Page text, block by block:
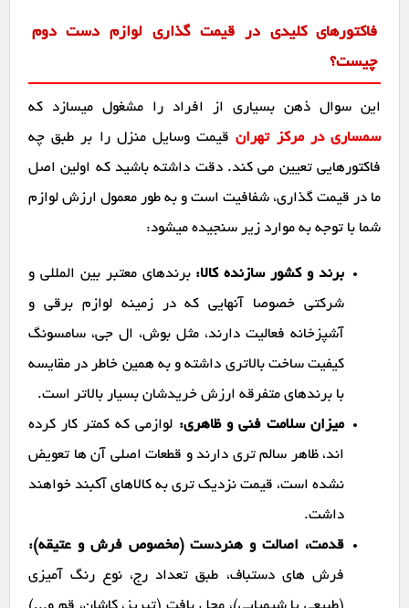
فاکتورهای کلیدی در قیمت گذاری لوازم دست دوم
چیست؟
این سوال ذهن بسیاری از افراد را مشغول میسازد که
سمساری در مرکز تهرانقیمت وسایل منزل را بر طبق چه
فاکتورهایی تعیین می کند. دقت داشته باشید که اولین اصل
ما در قیمت گذاری، شفافیت است و به طور معمول ارزش لوازم
شما با توجه به موارد زیر سنجیده میشود:
برند و کشور سازنده کالا: برندهای معتبر بین المللی و
شرکتی خصوصا آنهایی که در زمینه لوازم برقی و
آشپزخانه فعالیت دارند، مثل بوش، ال جی، سامسونگ
کیفیت ساخت بالاتری داشته و به همین خاطر در مقایسه
با برندهای متفرقه ارزش خریدشان بسیار بالاتر است.
میزان سلامت فنی و ظاهری: لوازمی که کمتر کار کرده
اند، ظاهر سالم تری دارند و قطعات اصلی آن ها تعویض
نشده است، قیمت نزدیک تری به کالاهای آکبند خواهند
داشت.
قدمت، اصالت و هنردست (مخصوص فرش و عتیقه):
فرش های دستباف، طبق تعداد رج، نوع رنگ آمیزی